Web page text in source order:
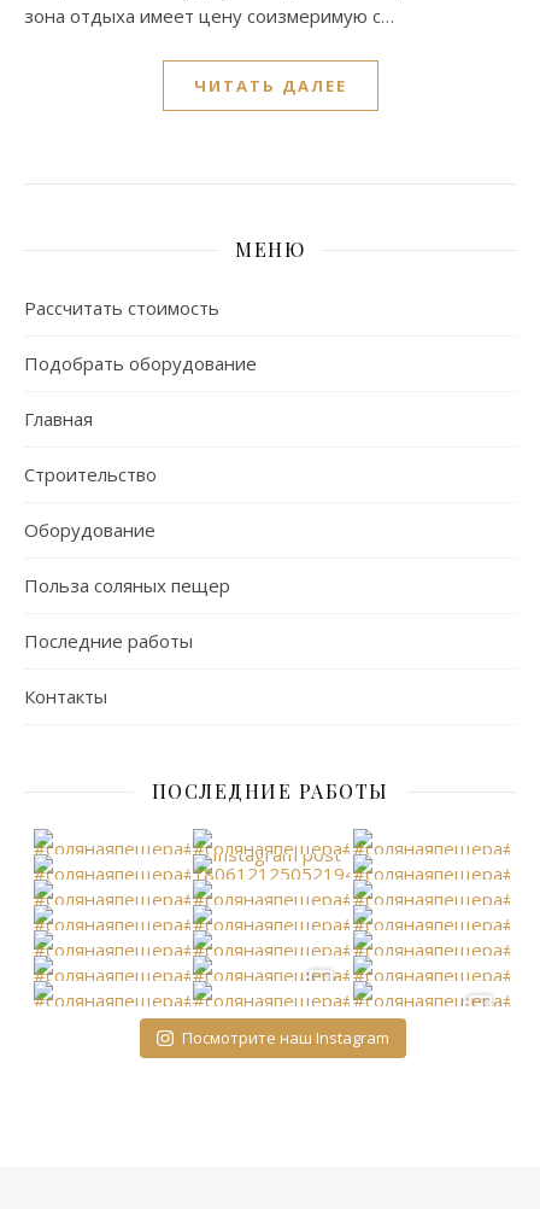
зона отдыха имеет цену соизмеримую с…
ЧИТАТЬ ДАЛЕЕ
МЕНЮ
Рассчитать стоимость
Подобрать оборудование
Главная
Строительство
Оборудование
Польза соляных пещер
Последние работы
Контакты
ПОСЛЕДНИЕ РАБОТЫ
Посмотрите наш Instagram